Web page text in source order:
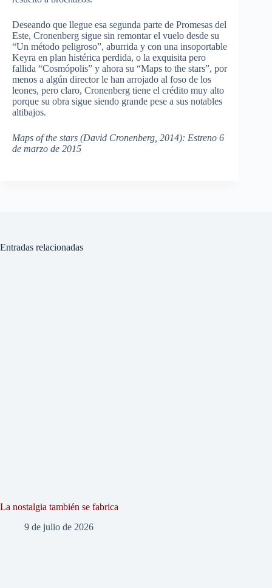
Deseando que llegue esa segunda parte de Promesas del
Este, Cronenberg sigue sin remontar el vuelo desde su
“Un método peligroso”, aburrida y con una insoportable
Keyra en plan histérica perdida, o la exquisita pero
fallida “Cosmópolis” y ahora su “Maps to the stars”, por
menos a algún director le han arrojado al foso de los
leones, pero claro, Cronenberg tiene el crédito muy alto
porque su obra sigue siendo grande pese a sus notables
altibajos.
Maps of the stars (David Cronenberg, 2014): Estreno 6
de marzo de 2015
Entradas relacionadas
La nostalgia también se fabrica
9 de julio de 2026